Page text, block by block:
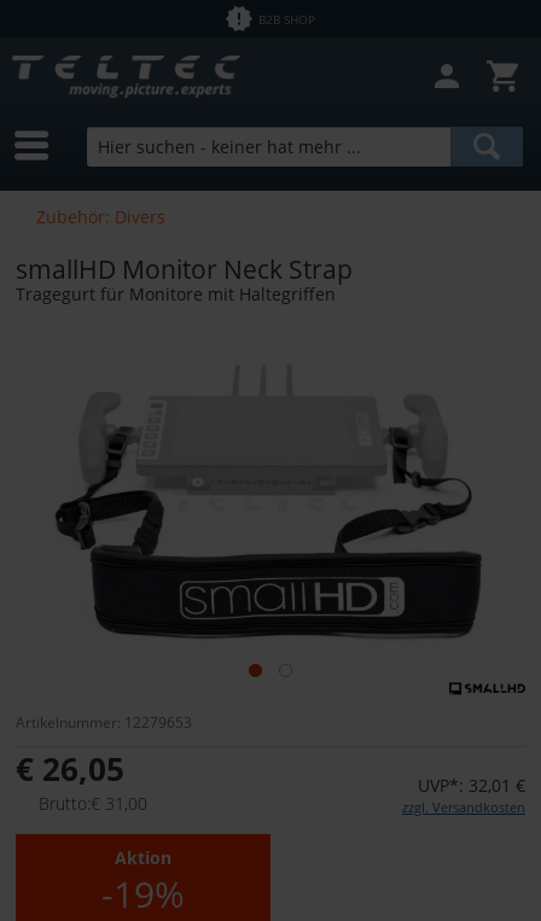
B2B SHOP
Zubehör: Divers
smallHD Monitor Neck Strap
Tragegurt für Monitore mit Haltegriffen
Artikelnummer: 12279653
€ 26,05
Brutto:€ 31,00
UVP*: 32,01 €
zzgl. Versandkosten
Aktion
-19%